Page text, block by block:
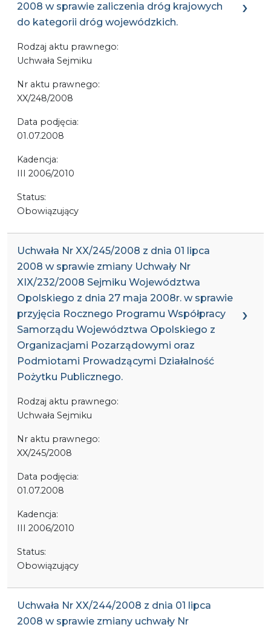
2008 w sprawie zaliczenia dróg krajowych
do kategorii dróg wojewódzkich.
Rodzaj aktu prawnego:
Uchwała Sejmiku
Nr aktu prawnego:
XX/248/2008
Data podjęcia:
01.07.2008
Kadencja:
III 2006/2010
Status:
Obowiązujący
Uchwała Nr XX/245/2008 z dnia 01 lipca
2008 w sprawie zmiany Uchwały Nr
XIX/232/2008 Sejmiku Województwa
Opolskiego z dnia 27 maja 2008r. w sprawie
przyjęcia Rocznego Programu Współpracy
Samorządu Województwa Opolskiego z
Organizacjami Pozarządowymi oraz
Podmiotami Prowadzącymi Działalność
Pożytku Publicznego.
Rodzaj aktu prawnego:
Uchwała Sejmiku
Nr aktu prawnego:
XX/245/2008
Data podjęcia:
01.07.2008
Kadencja:
III 2006/2010
Status:
Obowiązujący
Uchwała Nr XX/244/2008 z dnia 01 lipca
2008 w sprawie zmiany uchwały Nr